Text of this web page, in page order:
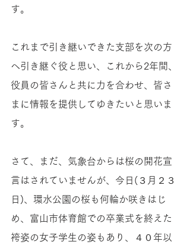
す。
これまで引き継いできた支部を次の方
へ引き継ぐ役と思い、これから2年間、
役員の皆さんと共に力を合わせ、皆さ
まに情報を提供してゆきたいと思いま
す。
さて、まだ、気象台からは桜の開花宣
言はされていませんが、今日(３月２３
日)、環水公園の桜も何輪か咲きはじ
め、富山市体育館での卒業式を終えた
袴姿の女子学生の姿もあり、４０年以